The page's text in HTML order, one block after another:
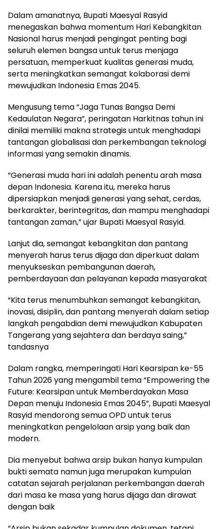
Dalam amanatnya, Bupati Maesyal Rasyid
menegaskan bahwa momentum Hari Kebangkitan
Nasional harus menjadi pengingat penting bagi
seluruh elemen bangsa untuk terus menjaga
persatuan, memperkuat kualitas generasi muda,
serta meningkatkan semangat kolaborasi demi
mewujudkan Indonesia Emas 2045.
Mengusung tema “Jaga Tunas Bangsa Demi
Kedaulatan Negara”, peringatan Harkitnas tahun ini
dinilai memiliki makna strategis untuk menghadapi
tantangan globalisasi dan perkembangan teknologi
informasi yang semakin dinamis.
“Generasi muda hari ini adalah penentu arah masa
depan Indonesia. Karena itu, mereka harus
dipersiapkan menjadi generasi yang sehat, cerdas,
berkarakter, berintegritas, dan mampu menghadapi
tantangan zaman,” ujar Bupati Maesyal Rasyid.
Lanjut dia, semangat kebangkitan dan pantang
menyerah harus terus dijaga dan diperkuat dalam
menyukseskan pembangunan daerah,
pemberdayaan dan pelayanan kepada masyarakat
“Kita terus menumbuhkan semangat kebangkitan,
inovasi, disiplin, dan pantang menyerah dalam setiap
langkah pengabdian demi mewujudkan Kabupaten
Tangerang yang sejahtera dan berdaya saing,”
tandasnya
Dalam rangka, memperingati Hari Kearsipan ke-55
Tahun 2026 yang mengambil tema “Empowering the
Future: Kearsipan untuk Memberdayakan Masa
Depan menuju Indonesia Emas 2045”, Bupati Maesyal
Rasyid mendorong semua OPD untuk terus
meningkatkan pengelolaan arsip yang baik dan
modern.
Dia menyebut bahwa arsip bukan hanya kumpulan
bukti semata namun juga merupakan kumpulan
catatan sejarah perjalanan perkembangan daerah
dari masa ke masa yang harus dijaga dan dirawat
dengan baik